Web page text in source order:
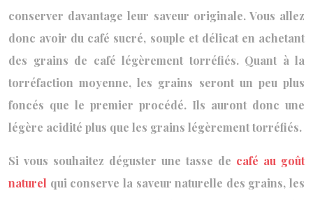
conserver davantage leur saveur originale. Vous allez
donc avoir du café sucré, souple et délicat en achetant
des grains de café légèrement torréfiés. Quant à la
torréfaction moyenne, les grains seront un peu plus
foncés que le premier procédé. Ils auront donc une
légère acidité plus que les grains légèrement torréfiés.
Si vous souhaitez déguster une tasse de café au goût
naturel qui conserve la saveur naturelle des grains, les